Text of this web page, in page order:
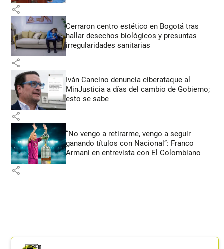
share
Cerraron centro estético en Bogotá tras
hallar desechos biológicos y presuntas
irregularidades sanitarias
share
Iván Cancino denuncia ciberataque al
MinJusticia a días del cambio de Gobierno;
esto se sabe
share
“No vengo a retirarme, vengo a seguir
ganando títulos con Nacional”: Franco
Armani en entrevista con El Colombiano
share